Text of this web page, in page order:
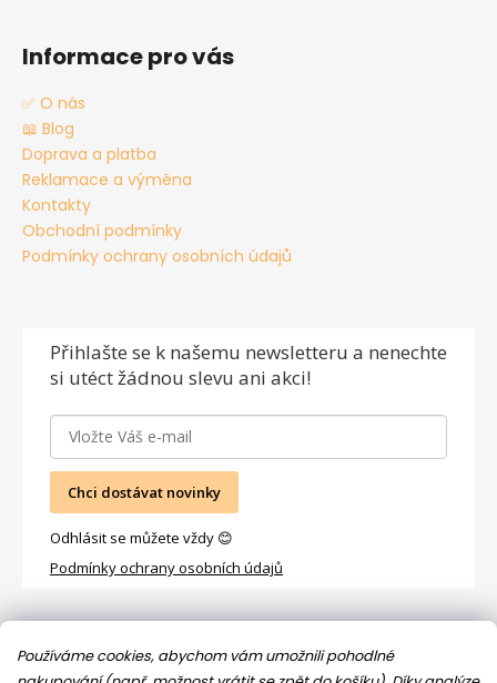
Používáme cookies, abychom vám umožnili pohodlné
Informace pro vás
✅ O nás
📖 Blog
Doprava a platba
Reklamace a výměna
Kontakty
Obchodní podmínky
Podmínky ochrany osobních údajů
Přihlašte se k našemu newsletteru a nenechte
si utéct žádnou slevu ani akci!
Chci dostávat novinky
Odhlásit se můžete vždy 😊
Podmínky ochrany osobních údajů
Facebook